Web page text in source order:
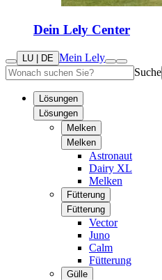
Dein Lely Center
LU | DE Mein Lely
Suche
Lösungen
Lösungen
Melken
Melken
Astronaut
Dairy XL
Melken
Fütterung
Fütterung
Vector
Juno
Calm
Fütterung
Gülle